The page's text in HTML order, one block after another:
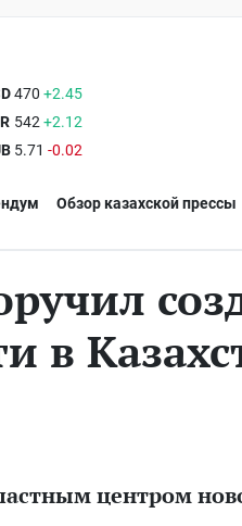
470 +2.45
542 +2.12
5.71 -0.02
Обзор казахской прессы
в
центром